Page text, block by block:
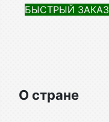
БЫСТРЫЙ ЗАКАЗ
О стране